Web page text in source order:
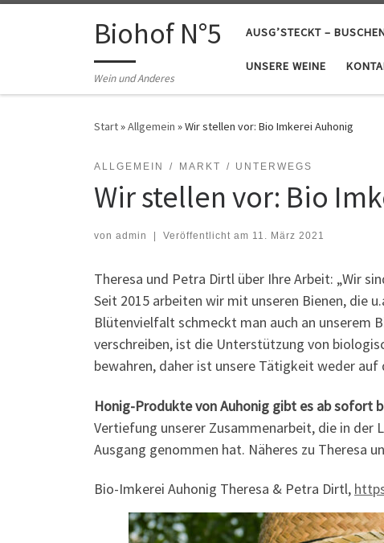
Zum Inhalt springenBiohof N°5
Wein und Anderes
AUSG’STECKT –
UNSERE WEINE
Start»Allgemein »Wir stellen vor: Bio Imkerei Auhonig
ALLGEMEIN MARKT UNTERWEGS
Wir stellen vor: Bio
von admin Veröffentlicht am 11. März 2021
Theresa und Petra Dirtl über Ihre Arbeit: „Wir
Seit 2015 arbeiten wir mit unseren Bienen, die
Blütenvielfalt schmeckt man auch an unserem
verschreiben, ist die Unterstützung von
bewahren, daher ist unsere Tätigkeit weder
Honig-Produkte von Auhonig gibt es ab sofort
Vertiefung unserer Zusammenarbeit, die in der
Ausgang genommen hat. Näheres zu Theresa
Bio-Imkerei Auhonig Theresa & Petra Dirtl,